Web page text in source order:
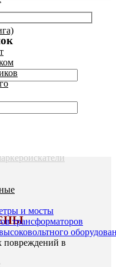
и мосты
трансформаторов
2006М
повреждений в